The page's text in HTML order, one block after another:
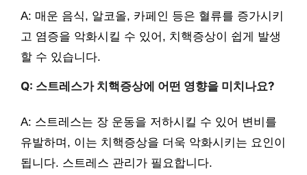
A: 매운 음식, 알코올, 카페인 등은 혈류를 증가시키
고 염증을 악화시킬 수 있어, 치핵증상이 쉽게 발생
할 수 있습니다.
Q: 스트레스가 치핵증상에 어떤 영향을 미치나요?
A: 스트레스는 장 운동을 저하시킬 수 있어 변비를
유발하며, 이는 치핵증상을 더욱 악화시키는 요인이
됩니다. 스트레스 관리가 필요합니다.